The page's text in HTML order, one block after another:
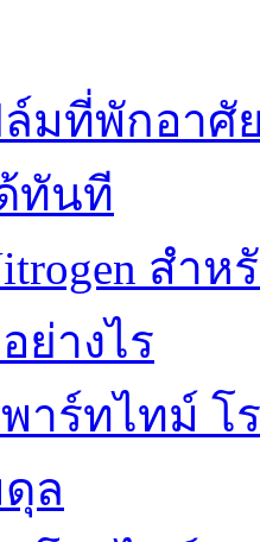
มที่พักอาศั
ทันที
สำ
ย่างไร
าร์ทไทม์ โ
ล